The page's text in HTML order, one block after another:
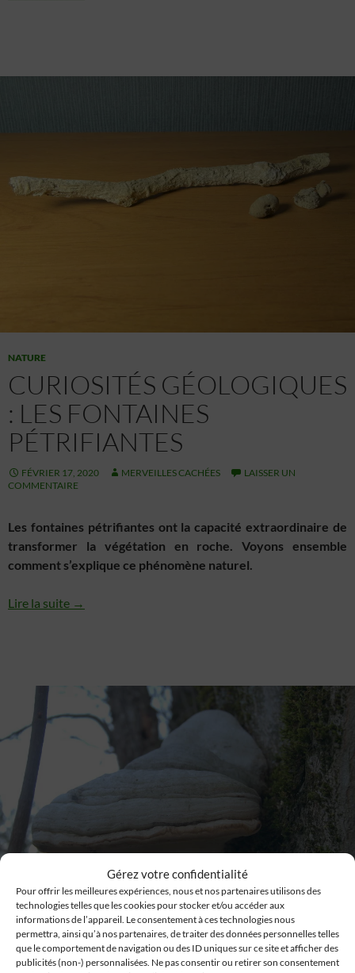
Gérez votre confidentialité
Pour offrir les meilleures expériences, nous et nos partenaires utilisons des
technologies telles que les cookies pour stocker et/ou accéder aux
informations de l’appareil. Le consentement à ces technologies nous
permettra, ainsi qu’à nos partenaires, de traiter des données personnelles telles
que le comportement de navigation ou des ID uniques sur ce site et afficher des
publicités (non-) personnalisées. Ne pas consentir ou retirer son consentement
NATURE
CURIOSITÉS GÉOLOGIQUES
: LES FONTAINES
PÉTRIFIANTES
FÉVRIER 17, 2020 MERVEILLES CACHÉES
LAISSER UN
COMMENTAIRE
Les fontaines pétrifiantes ont la capacité extraordinaire de
transformer la végétation en roche. Voyons ensemble
comment s’explique ce phénomène naturel.
Lire la suite →
NATURE